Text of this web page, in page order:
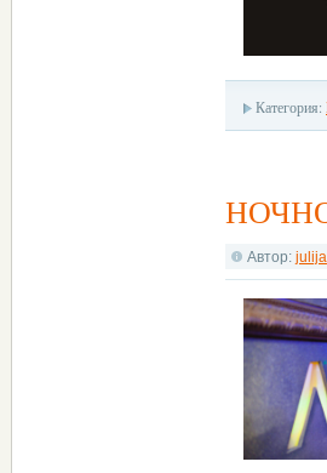
Категория:
Автор: julija